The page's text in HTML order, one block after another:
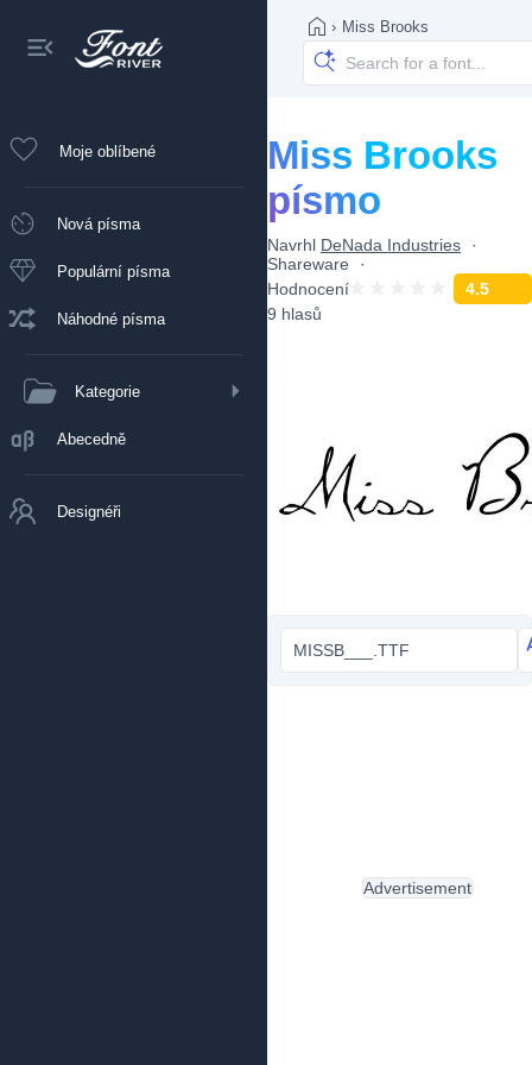
Moje oblíbené
Nová písma
Populární písma
Náhodné písma
Kategorie
Abecedně
Designéři
› Miss Brooks
Miss Brooks
písmo
Navrhl DeNada Industries
Shareware
Hodnocení
4.5
9 hlasů
MISSB___.TTF
Advertisement